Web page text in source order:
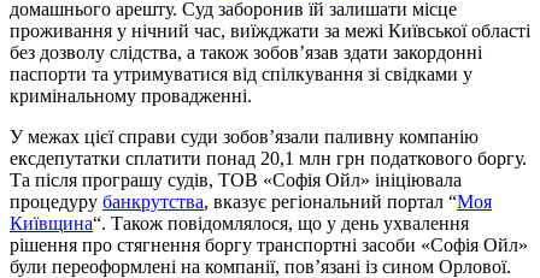
домашнього арешту. Суд заборонив їй залишати місце
проживання у нічний час, виїжджати за межі Київської області
без дозволу слідства, а також зобов’язав здати закордонні
паспорти та утримуватися від спілкування зі свідками у
кримінальному провадженні.
У межах цієї справи суди зобов’язали паливну компанію
ексдепутатки сплатити понад 20,1 млн грн податкового боргу.
Та після програшу судів, ТОВ «Софія Ойл» ініціювала
процедуру банкрутства, вказує регіональний портал “Моя
Київщина“. Також повідомлялося, що у день ухвалення
рішення про стягнення боргу транспортні засоби «Софія Ойл»
були переоформлені на компанії, пов’язані із сином Орлової.